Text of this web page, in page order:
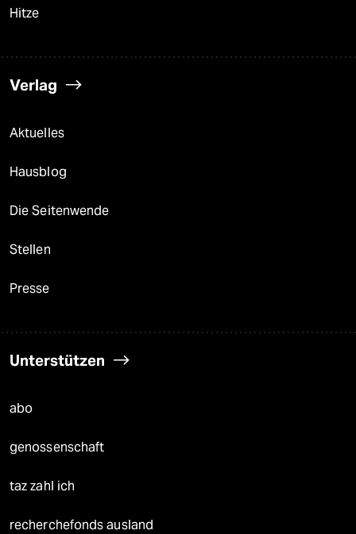
Hitze
Verlag
Aktuelles
Hausblog
Die Seitenwende
Stellen
Presse
Unterstützen
abo
genossenschaft
taz zahl ich
recherchefonds ausland